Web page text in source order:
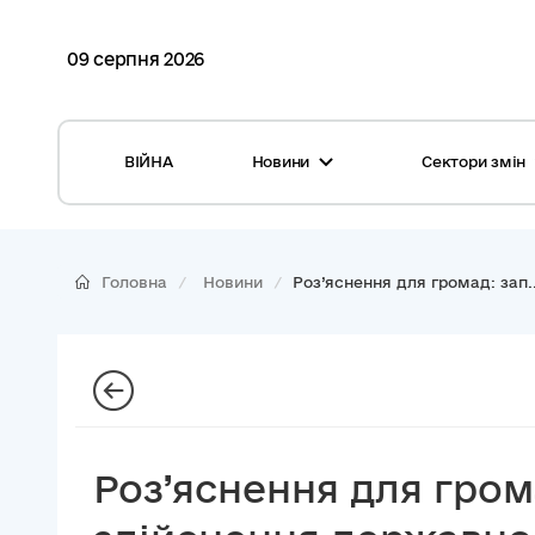
09 серпня 2026
ВІЙНА Новини
Глосарій
Репортажі з громад
Хмара тегів
Сектори змін
Медицина
Безпека
Головна Новини Роз’яснення для громад:
Роз’яснення для